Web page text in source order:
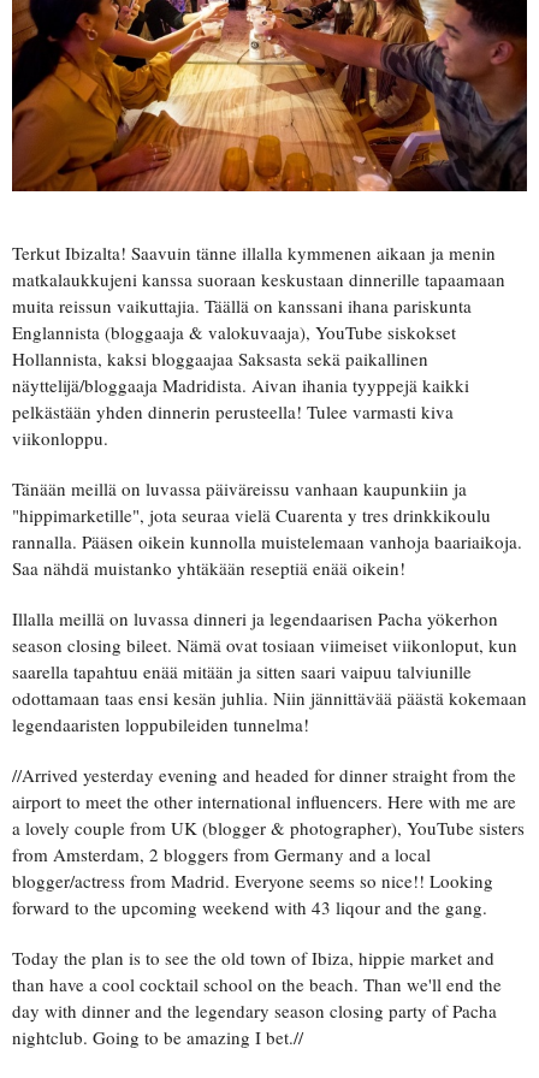
Terkut Ibizalta! Saavuin tänne illalla kymmenen aikaan ja menin
matkalaukkujeni kanssa suoraan keskustaan dinnerille tapaamaan
muita reissun vaikuttajia. Täällä on kanssani ihana pariskunta
Englannista (bloggaaja & valokuvaaja), YouTube siskokset
Hollannista, kaksi bloggaajaa Saksasta sekä paikallinen
näyttelijä/bloggaaja Madridista. Aivan ihania tyyppejä kaikki
pelkästään yhden dinnerin perusteella! Tulee varmasti kiva
viikonloppu.
Tänään meillä on luvassa päiväreissu vanhaan kaupunkiin ja
"hippimarketille", jota seuraa vielä Cuarenta y tres drinkkikoulu
rannalla. Pääsen oikein kunnolla muistelemaan vanhoja baariaikoja.
Saa nähdä muistanko yhtäkään reseptiä enää oikein!
Illalla meillä on luvassa dinneri ja legendaarisen Pacha yökerhon
season closing bileet. Nämä ovat tosiaan viimeiset viikonloput, kun
saarella tapahtuu enää mitään ja sitten saari vaipuu talviunille
odottamaan taas ensi kesän juhlia. Niin jännittävää päästä kokemaan
legendaaristen loppubileiden tunnelma!
//Arrived yesterday evening and headed for dinner straight from the
airport to meet the other international influencers. Here with me are
a lovely couple from UK (blogger & photographer), YouTube sisters
from Amsterdam, 2 bloggers from Germany and a local
blogger/actress from Madrid. Everyone seems so nice!! Looking
forward to the upcoming weekend with 43 liqour and the gang.
Today the plan is to see the old town of Ibiza, hippie market and
than have a cool cocktail school on the beach. Than we'll end the
day with dinner and the legendary season closing party of Pacha
nightclub. Going to be amazing I bet.//